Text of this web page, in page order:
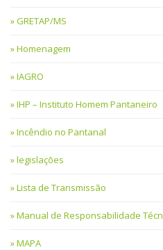
GRETAP/MS
Homenagem
IAGRO
IHP – Instituto Homem Pantaneiro
Incêndio no Pantanal
legislações
Lista de Transmissão
Manual de Responsabilidade
MAPA